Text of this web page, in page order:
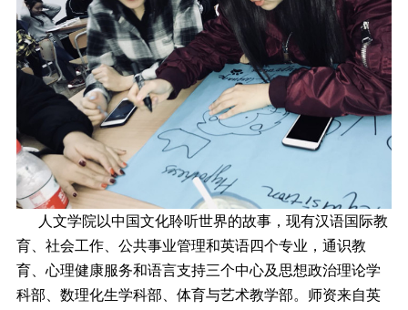
人文学院以中国文化聆听世界的故事，现有汉语国际教
育、社会工作、公共事业管理和英语四个专业，通识教
育、心理健康服务和语言支持三个中心及思想政治理论学
科部、数理化生学科部、体育与艺术教学部。师资来自英